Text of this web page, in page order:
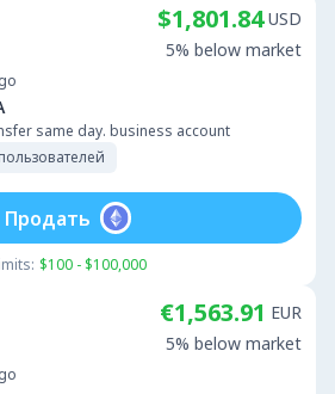
same day. business account
$1,801.84 USD
5% below market
$100 - $100,000
Продать
€1,563.91 EUR
5% below market